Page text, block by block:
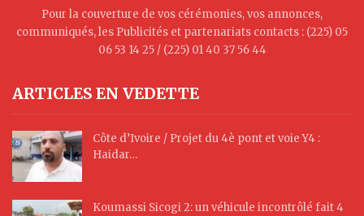
Pour la couverture de vos cérémonies, vos annonces,
communiqués, les Publicités et partenariats contacts : (225) 05
06 53 14 25 / (225) 01 40 37 56 44
ARTICLES EN VEDETTE
Côte d’Ivoire / Projet du 4è pont et voie Y4 :
Haidar…
Koumassi Sicogi 2: un véhicule incontrôlé fait 4